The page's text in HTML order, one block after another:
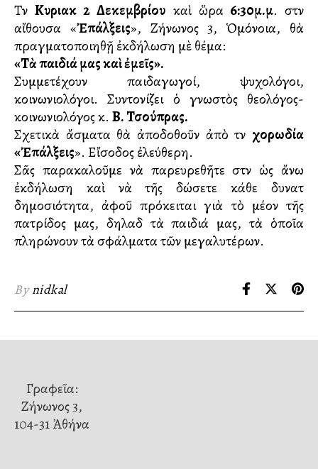
ΤὴνΚυριακὴ 2 Δεκεμβρίου καὶ ὥρα 6:30μ.μ. στὴν
αἴθουσα «Ἐπάλξεις», Ζήνωνος 3, Ὁμόνοια, θὰ
πραγματοποιηθῇ ἐκδήλωση μὲ θέμα:
«Τὰ παιδιά μας καὶ ἐμεῖς».
Συμμετέχουν παιδαγωγοί, ψυχολόγοι,
κοινωνιολόγοι. Συντονίζει ὁ γνωστὸς θεολόγος-
κοινωνιολόγος κ. Β. Τσούπρας.
Σχετικὰ ἄσματα θὰ ἀποδοθοῦν ἀπὸ τὴν χορωδία
«Ἐπάλξεις». Εἴσοδος ἐλεύθερη.
Σᾶς παρακαλοῦμε νὰ παρευρεθῆτε στὴν ὡς ἄνω
ἐκδήλωση καὶ νὰ τῆς δώσετε κάθε δυνατὴ
δημοσιότητα, ἀφοῦ πρόκειται γιὰ τὸ μέλλον τῆς
πατρίδος μας, δηλαδὴ τὰ παιδιά μας, τὰ ὁποῖα
πληρώνουν τὰ σφάλματα τῶν μεγαλυτέρων.
Bynidkal
Γραφεῖα:
Ζήνωνος 3,
104-31 Ἀθήνα